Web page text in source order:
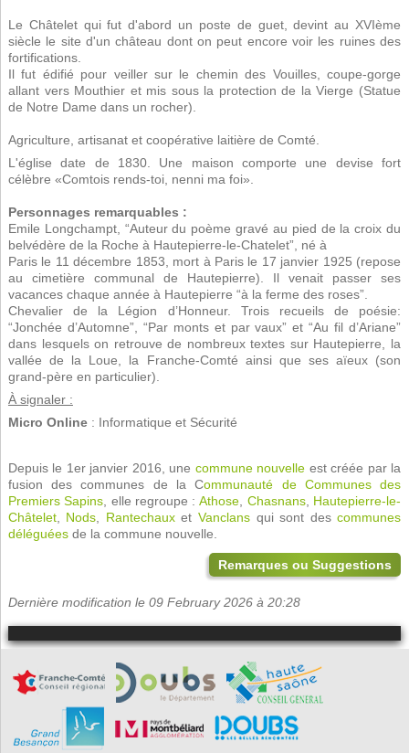
Le Châtelet qui fut d'abord un poste de guet, devint au XVIème
siècle le site d'un château dont on peut encore voir les ruines des
fortifications.
Il fut édifié pour veiller sur le chemin des Vouilles, coupe-gorge
allant vers Mouthier et mis sous la protection de la Vierge (Statue
de Notre Dame dans un rocher).
Agriculture, artisanat et coopérative laitière de Comté.
L'église date de 1830. Une maison comporte une devise fort
célèbre «Comtois rends-toi, nenni ma foi».
Personnages remarquables :
Emile Longchampt, “Auteur du poème gravé au pied de la croix du
belvédère de la Roche à Hautepierre-le-Chatelet”, né à
Paris le 11 décembre 1853, mort à Paris le 17 janvier 1925 (repose
au cimetière communal de Hautepierre). Il venait passer ses
vacances chaque année à Hautepierre “à la ferme des roses”.
Chevalier de la Légion d’Honneur. Trois recueils de poésie:
“Jonchée d’Automne”, “Par monts et par vaux” et “Au fil d’Ariane”
dans lesquels on retrouve de nombreux textes sur Hautepierre, la
vallée de la Loue, la Franche-Comté ainsi que ses aïeux (son
grand-père en particulier).
À signaler :
Micro Online: Informatique et Sécurité
Depuis le 1er janvier 2016, une commune nouvelle est créée par la
fusion des communes de la Communauté de Communes des
Premiers Sapins , elle regroupe :Athose Chasnans, Hautepierre-le-
Châtelet, Nods RantechauxetVanclans qui sont descommunes
déléguéesde la commune nouvelle.
Remarques ou Suggestions
Dernière modification le 09 February 2026 à 20:28